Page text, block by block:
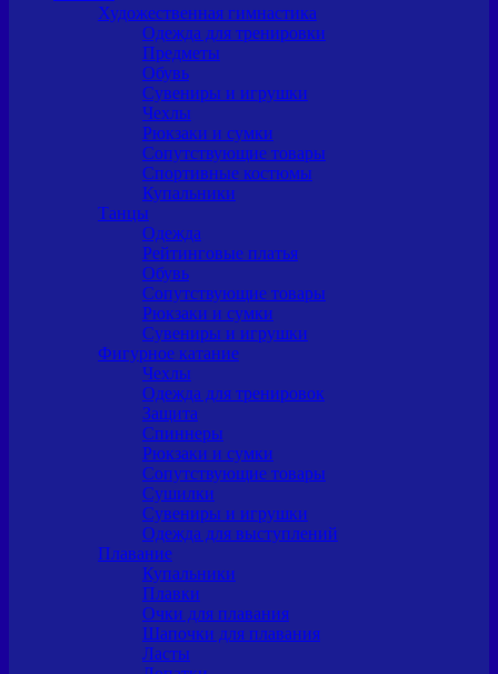
Художественная гимнастика
Одежда для тренировки
Предметы
Обувь
Сувениры и игрушки
Чехлы
Рюкзаки и сумки
Сопутствующие товары
Спортивные костюмы
Купальники
Танцы
Одежда
Рейтинговые платья
Обувь
Сопутствующие товары
Рюкзаки и сумки
Сувениры и игрушки
Фигурное катание
Чехлы
Одежда для тренировок
Защита
Спиннеры
Рюкзаки и сумки
Сопутствующие товары
Сушилки
Сувениры и игрушки
Одежда для выступлений
Плавание
Купальники
Плавки
Очки для плавания
Шапочки для плавания
Ласты